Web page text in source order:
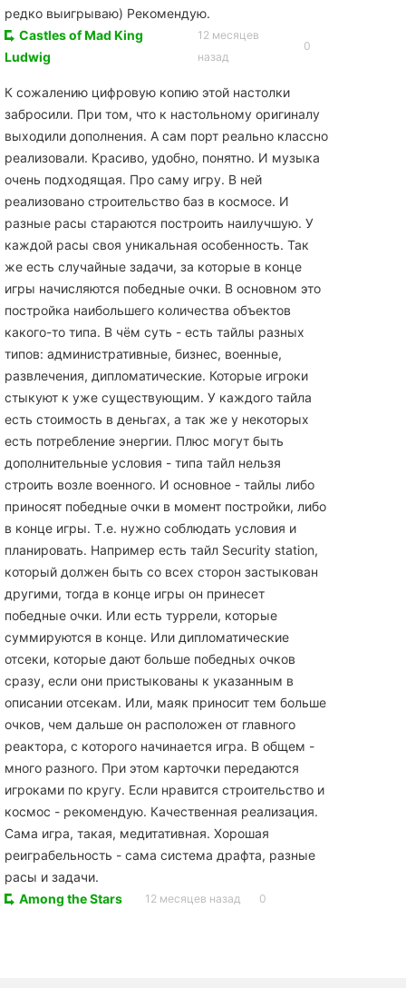
редко выигрываю) Рекомендую.
Castles of Mad King
Ludwig
12 месяцев
назад
0
К сожалению цифровую копию этой настолки
забросили. При том, что к настольному оригиналу
выходили дополнения. А сам порт реально классно
реализовали. Красиво, удобно, понятно. И музыка
очень подходящая. Про саму игру. В ней
реализовано строительство баз в космосе. И
разные расы стараются построить наилучшую. У
каждой расы своя уникальная особенность. Так
же есть случайные задачи, за которые в конце
игры начисляются победные очки. В основном это
постройка наибольшего количества объектов
какого-то типа. В чём суть - есть тайлы разных
типов: административные, бизнес, военные,
развлечения, дипломатические. Которые игроки
стыкуют к уже существующим. У каждого тайла
есть стоимость в деньгах, а так же у некоторых
есть потребление энергии. Плюс могут быть
дополнительные условия - типа тайл нельзя
строить возле военного. И основное - тайлы либо
приносят победные очки в момент постройки, либо
в конце игры. Т.е. нужно соблюдать условия и
планировать. Например есть тайл Security station,
который должен быть со всех сторон застыкован
другими, тогда в конце игры он принесет
победные очки. Или есть туррели, которые
суммируются в конце. Или дипломатические
отсеки, которые дают больше победных очков
сразу, если они пристыкованы к указанным в
описании отсекам. Или, маяк приносит тем больше
очков, чем дальше он расположен от главного
реактора, с которого начинается игра. В общем -
много разного. При этом карточки передаются
игроками по кругу. Если нравится строительство и
космос - рекомендую. Качественная реализация.
Сама игра, такая, медитативная. Хорошая
реиграбельность - сама система драфта, разные
расы и задачи.
Among the Stars
12 месяцев назад 0